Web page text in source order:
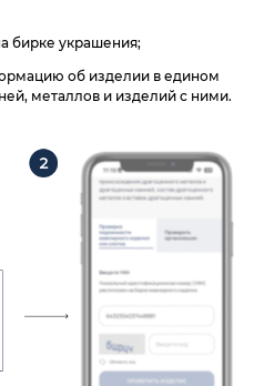
бирке украшения;
об изделии в едином
металлов и изделий с ними.